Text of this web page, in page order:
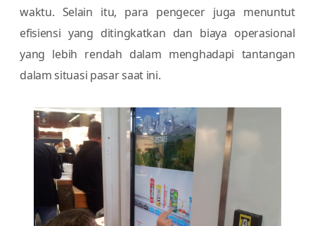
waktu. Selain itu, para pengecer juga menuntut
efisiensi yang ditingkatkan dan biaya operasional
yang lebih rendah dalam menghadapi tantangan
dalam situasi pasar saat ini.